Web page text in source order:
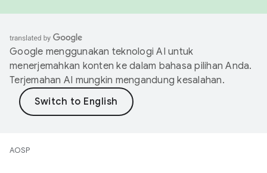
Google menggunakan teknologi AI untuk
menerjemahkan konten ke dalam bahasa pilihan Anda.
Terjemahan AI mungkin mengandung kesalahan.
AOSP